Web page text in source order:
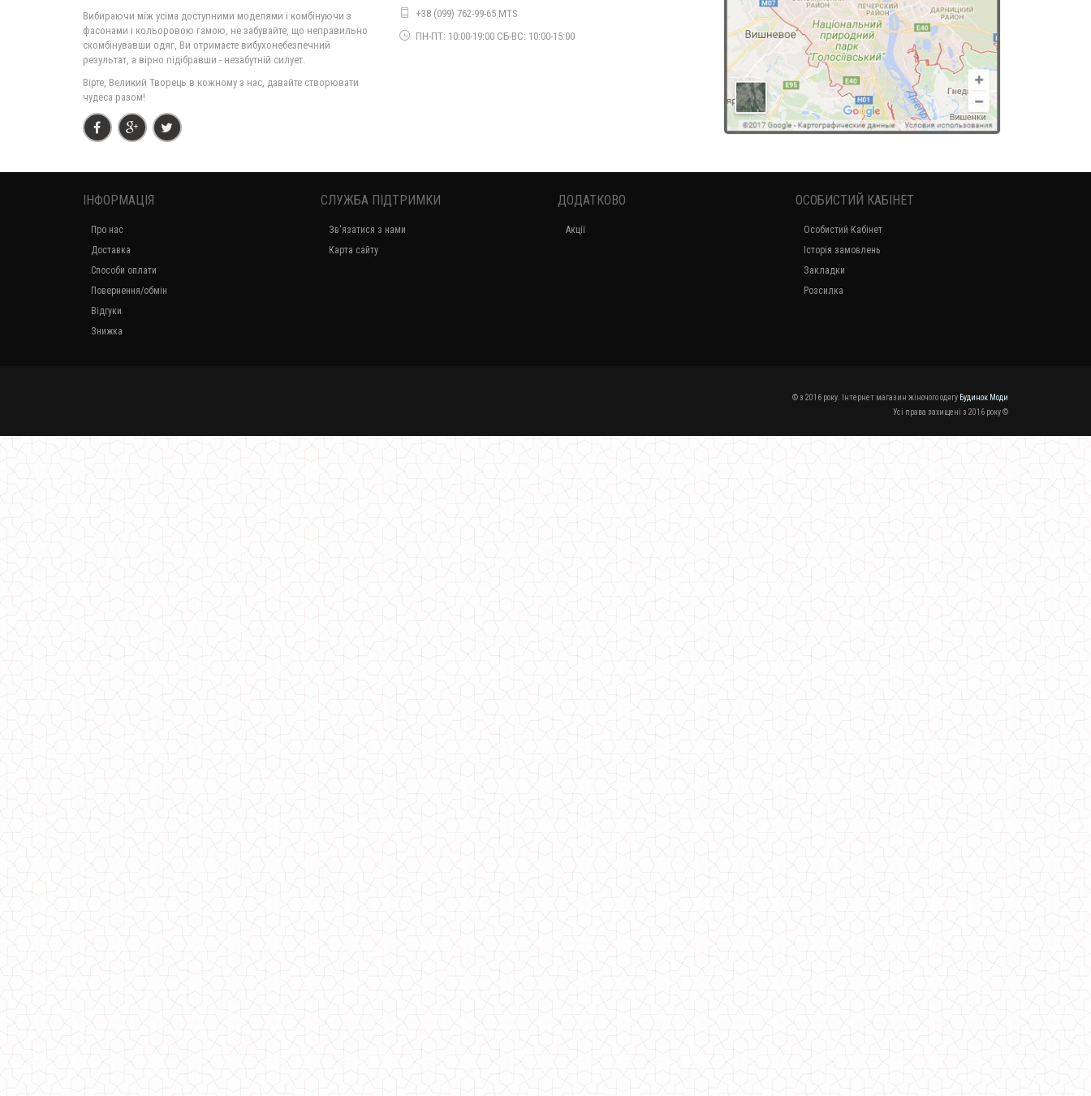
Жіноче плаття з розрізом ззаду
560.00грн.
Жіноче плаття спортивного стилю норма і батал
540.00грн.
Жіноче тепле плаття оверсайз норма і батал
Вибираючи між усіма доступними моделями і комбінуючи з
фасонами і кольоровою гамою, не забувайте, що неправильно
скомбінувавши одяг, Ви отримаєте вибухонебезпечний
результат, а вірно підібравши - незабутній силует.
Вірте, Великий Творець в кожному з нас, давайте створювати
чудеса разом!
+38 (099) 762-99-65 MTS
ПН-ПТ: 10:00-19:00 СБ-ВС: 10:00-15:00
ІНФОРМАЦІЯ
Про нас
Доставка
Способи оплати
Повернення/обмін
Відгуки
Знижка
СЛУЖБА ПІДТРИМКИ
Зв'язатися з нами
Карта сайту
ДОДАТКОВО
Акції
ОСОБИСТИЙ КАБІНЕТ
Особистий Кабінет
Історія замовлень
Закладки
Розсилка
© з 2016 року. Інтернет магазин жіночого одягу Будинок Моди
Усі права захищені з 2016 року ©